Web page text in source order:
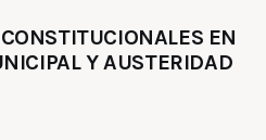
EN
Y AUSTERIDAD